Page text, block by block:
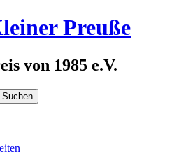
Preuße
von 1985 e.V.